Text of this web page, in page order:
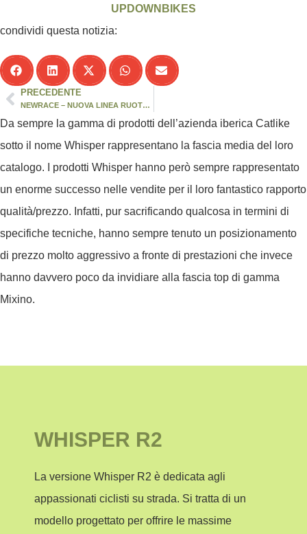
UPDOWNBIKES
condividi questa notizia:
PRECEDENTE
NEWRACE – NUOVA LINEA RUOTE STRADA LTD
Da sempre la gamma di prodotti dell’azienda iberica Catlike
sotto il nome Whisper rappresentano la fascia media del loro
catalogo. I prodotti Whisper hanno però sempre rappresentato
un enorme successo nelle vendite per il loro fantastico rapporto
qualità/prezzo. Infatti, pur sacrificando qualcosa in termini di
specifiche tecniche, hanno sempre tenuto un posizionamento
di prezzo molto aggressivo a fronte di prestazioni che invece
hanno davvero poco da invidiare alla fascia top di gamma
Mixino.
WHISPER R2
La versione Whisper R2 è dedicata agli
appassionati ciclisti su strada. Si tratta di un
modello progettato per offrire le massime